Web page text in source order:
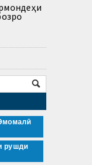
рушди